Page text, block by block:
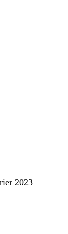
2023